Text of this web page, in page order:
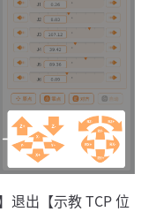
退出【示教 TCP 位